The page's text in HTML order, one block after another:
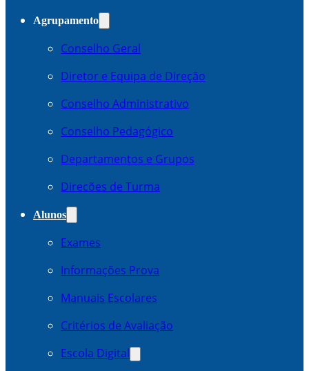
Agrupamento
Conselho Geral
Diretor e Equipa de Direção
Conselho Administrativo
Conselho Pedagógico
Departamentos e Grupos
Direcões de Turma
Alunos
Exames
Informações Prova
Manuais Escolares
Critérios de Avaliação
Escola Digital